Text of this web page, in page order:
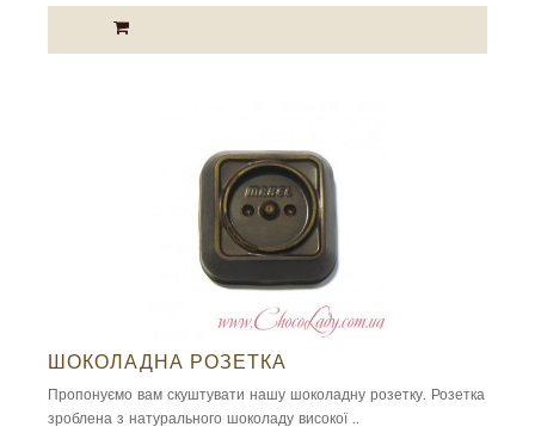
ШОКОЛАДНА РОЗЕТКА
Пропонуємо вам скуштувати нашу шоколадну розетку. Розетка
зроблена з натурального шоколаду високої ..